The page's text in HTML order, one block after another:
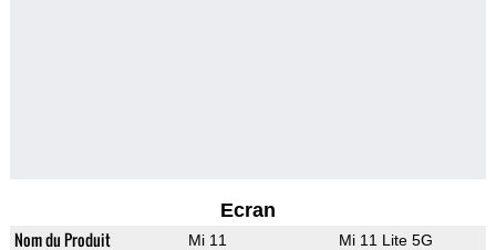
Ecran
Nom du Produit Mi 11 Mi 11 Lite 5G